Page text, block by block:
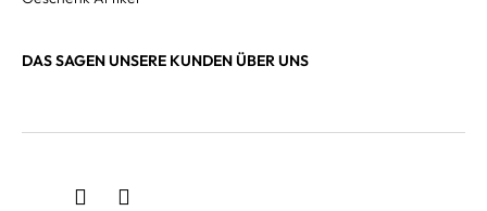
DAS SAGEN UNSERE KUNDEN ÜBER UNS